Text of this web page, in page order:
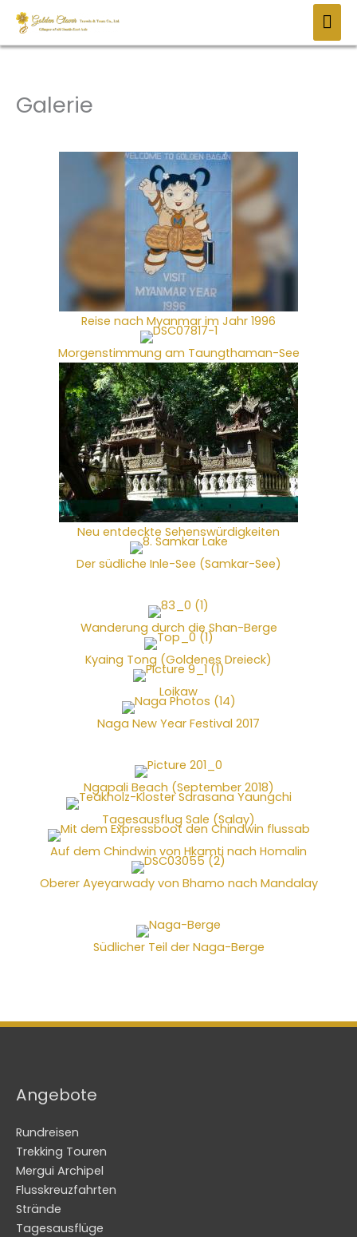
Zum
Inhalt
springen
Galerie
Reise nach Myanmar im Jahr 1996
Morgenstimmung am Taungthaman-See
Neu entdeckte Sehenswürdigkeiten
Der südliche Inle-See (Samkar-See)
Wanderung durch die Shan-Berge
Kyaing Tong (Goldenes Dreieck)
Loikaw
Naga New Year Festival 2017
Ngapali Beach (September 2018)
Tagesausflug Sale (Salay)
Auf dem Chindwin von Hkamti nach Homalin
Oberer Ayeyarwady von Bhamo nach Mandalay
Südlicher Teil der Naga-Berge
Angebote
Rundreisen
Trekking Touren
Mergui Archipel
Flusskreuzfahrten
Strände
Tagesausflüge